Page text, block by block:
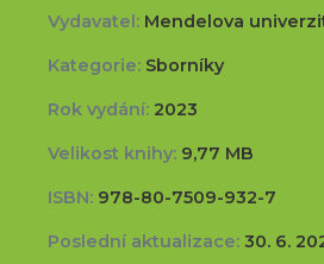
Vydavatel: Mendelova
Kategorie: Sborníky
Rok vydání: 2023
Velikost knihy: 9,77 MB
ISBN: 978-80-7509-932-7
Poslední aktualizace: 30. 6.